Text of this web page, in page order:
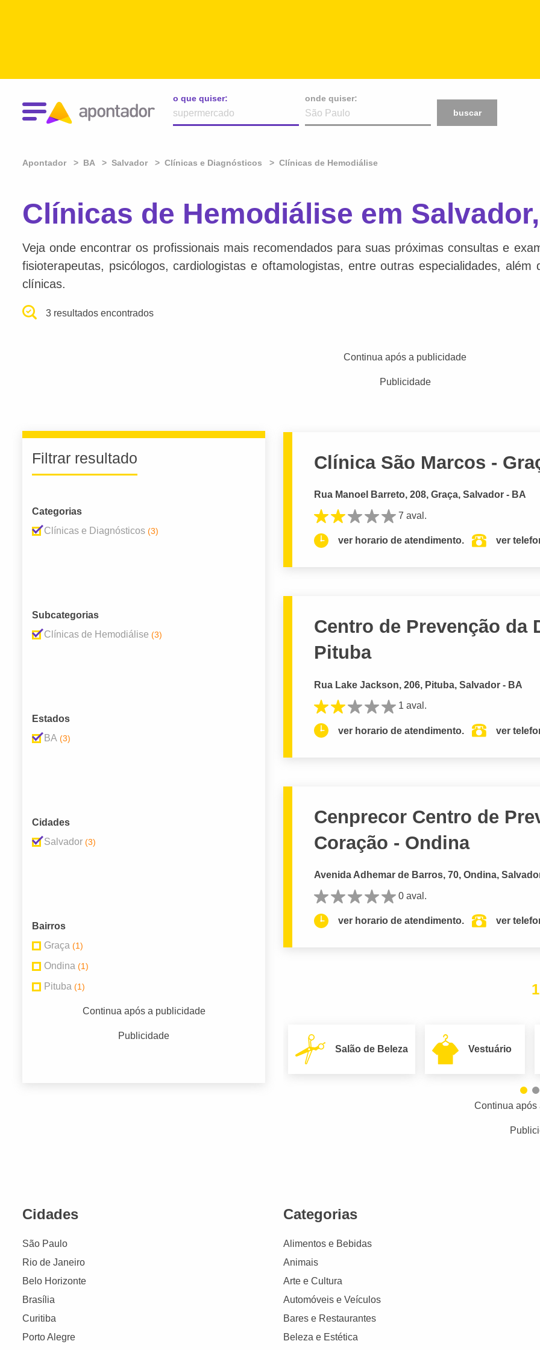
o que quiser:
onde quiser:
buscar
Apontador BA Salvador Clínicas e Diagnósticos Clínicas de Hemodiálise
Clínicas de Hemodiálise em
Veja onde encontrar os profissionais mais recomendados para suas próximas consultas e
fisioterapeutas, psicólogos, cardiologistas e oftamologistas, entre outras especialidades,
clínicas.
3 resultados encontrados
Continua após a publicidade
Publicidade
Filtrar resultado
Categorias
Clínicas e Diagnósticos (3)
Subcategorias
Clínicas de Hemodiálise (3)
Estados
BA (3)
Cidades
Salvador (3)
Bairros
Graça (1)
Ondina (1)
Pituba (1)
Continua após a publicidade
Publicidade
Clínica São Marcos -
Rua Manoel Barreto, 208, Graça, Salvador - BA
7 aval.
ver horario de atendimento. ver
Centro de Prevenção da
Pituba
Rua Lake Jackson, 206, Pituba, Salvador - BA
1 aval.
ver horario de atendimento. ver
Cenprecor Centro de
Coração - Ondina
Avenida Adhemar de Barros, 70, Ondina,
0 aval.
ver horario de atendimento. ver
1
Salão de Beleza Vestuário
Continua após
Cidades
São Paulo
Rio de Janeiro
Belo Horizonte
Brasília
Curitiba
Porto Alegre
Categorias
Alimentos e Bebidas
Animais
Arte e Cultura
Automóveis e Veículos
Bares e Restaurantes
Beleza e Estética